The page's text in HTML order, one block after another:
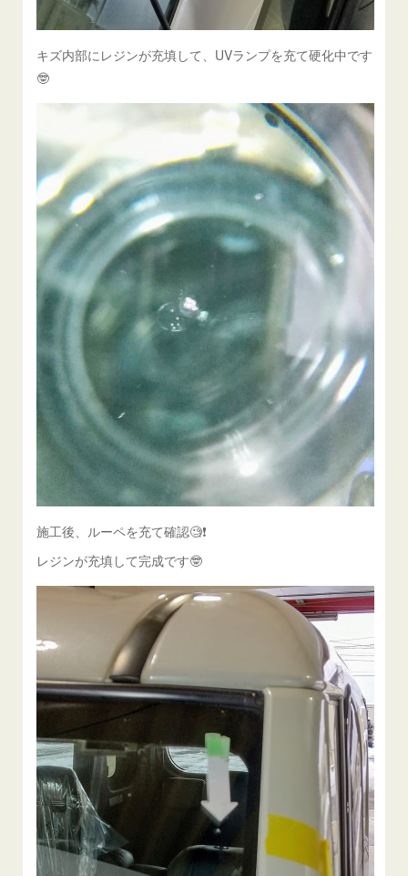
キズ内部にレジンが充填して、UVランプを充て硬化中です
🤓
施工後、ルーペを充て確認🧐❗️
レジンが充填して完成です🤓